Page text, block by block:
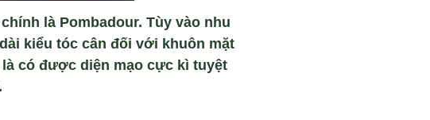
là Pombadour. Tùy vào nhu
kiểu tóc cân đối với khuôn mặt
có được diện mạo cực kì tuyệt